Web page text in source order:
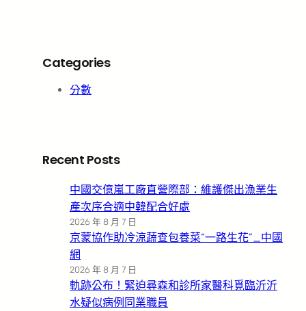
Categories
分數
Recent Posts
中國交億嵐工廠直營際部：維護傑出漁業生
產次序合適中韓配合好處
2026 年 8 月 7 日
京蒙協作助冷涼蔬查包養菜“一路生花”_中國
網
2026 年 8 月 7 日
軌跡公布！緊迫尋森和診所家醫科覓臨沂沂
水疑似病例同業職員